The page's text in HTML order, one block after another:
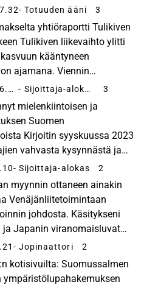
talkkihankkeen arvon
varaan”
Perusbisnest...
- Totuuden ääni 3
yhtiöraportti Tulikiven
Tulikiven liikevaihto ylitti
kääntyneen
ajamana. Viennin
tilausvirta supistui
mikä jättää kirittävää
Osakkeen...
11.5.2026 klo 6.02 - Sijoittaja-alokas 3
mielenkiintoisen ja
Suomen
Kirjoitin syyskuussa 2023
vahvasta kysynnästä ja
toimijoiden
ostovoima ei vielä
- Sijoittaja-alokas 2
myynnin ottaneen ainakin
Venäjänliitetoimintaan
johdosta. Käsitykseni
ja Japanin viranomaisluvat
osalta ovat vielä kesken,
apuja liikevaihtoon Q1:llä.
saadaan...
- Jopinaattori 2
kotisivuilta: Suomussalmen
ympäristölupahakemuksen